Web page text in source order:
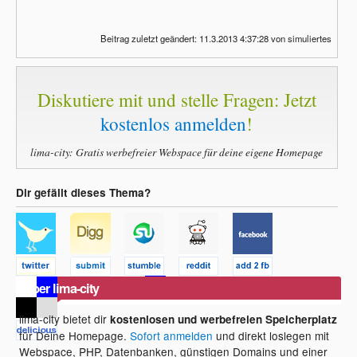
Beitrag zuletzt geändert: 11.3.2013 4:37:28 von simuliertes
Diskutiere mit und stelle Fragen: Jetzt
kostenlos anmelden!
lima-city: Gratis werbefreier Webspace für deine eigene Homepage
Dir gefällt dieses Thema?
Über lima-city
lima-city bietet dirkostenlosen und werbefreien Speicherplatz
für Deine Homepage.Sofort anmelden und direkt loslegen mit
Webspace, PHP, Datenbanken, günstigen Domains und einer